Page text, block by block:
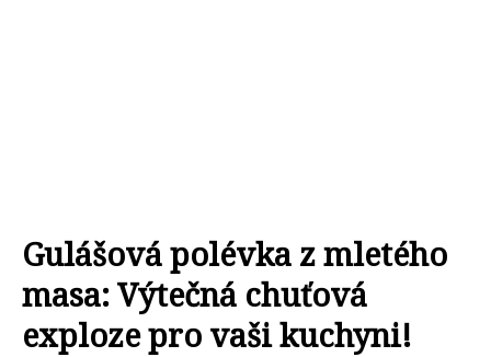
Gulášová polévka z mletého
masa: Výtečná chuťová
exploze pro vaši kuchyni!